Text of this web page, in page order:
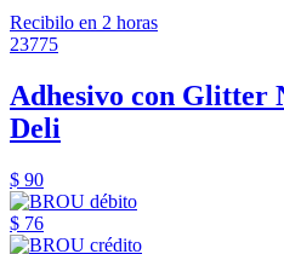
Recibilo en 2 horas
23775
Adhesivo con Glitter
Deli
$ 90
$ 76